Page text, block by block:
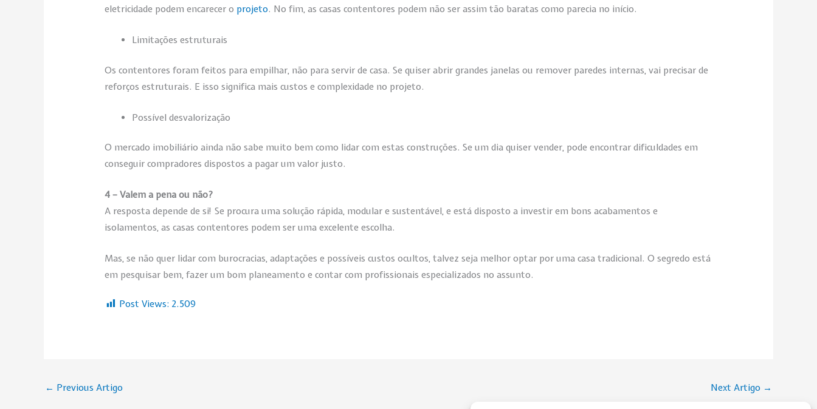
eletricidade podem encarecer o projeto. No fim, as casas contentores podem não ser assim tão baratas como parecia no início.
Limitações estruturais
Os contentores foram feitos para empilhar, não para servir de casa. Se quiser abrir grandes janelas ou remover paredes internas, vai precisar de
reforços estruturais. E isso significa mais custos e complexidade no projeto.
Possível desvalorização
O mercado imobiliário ainda não sabe muito bem como lidar com estas construções. Se um dia quiser vender, pode encontrar dificuldades em
conseguir compradores dispostos a pagar um valor justo.
4 – Valem a pena ou não?
A resposta depende de si! Se procura uma solução rápida, modular e sustentável, e está disposto a investir em bons acabamentos e
isolamentos, as casas contentores podem ser uma excelente escolha.
Mas, se não quer lidar com burocracias, adaptações e possíveis custos ocultos, talvez seja melhor optar por uma casa tradicional. O segredo está
em pesquisar bem, fazer um bom planeamento e contar com profissionais especializados no assunto.
Post Views: 2.509
← Previous Artigo Next Artigo →